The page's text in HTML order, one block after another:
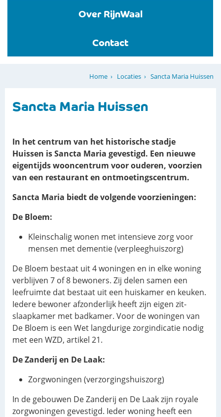
Over RijnWaal
Contact
Home Locaties Sancta Maria Huissen
Sancta Maria Huissen
In het centrum van het historische stadje
Huissen is Sancta Maria gevestigd. Een nieuwe
eigentijds wooncentrum voor ouderen, voorzien
van een restaurant en ontmoetingscentrum.
Sancta Maria biedt de volgende voorzieningen:
De Bloem:
Kleinschalig wonen met intensieve zorg voor
mensen met dementie (verpleeghuiszorg)
De Bloem bestaat uit 4 woningen en in elke woning
verblijven 7 of 8 bewoners. Zij delen samen een
leefruimte dat bestaat uit een huiskamer en keuken.
Iedere bewoner afzonderlijk heeft zijn eigen zit-
slaapkamer met badkamer. Voor de woningen van
De Bloem is een Wet langdurige zorgindicatie nodig
met een WZD, artikel 21.
De Zanderij en De Laak:
Zorgwoningen (verzorgingshuiszorg)
In de gebouwen De Zanderij en De Laak zijn royale
zorgwoningen gevestigd. Ieder woning heeft een